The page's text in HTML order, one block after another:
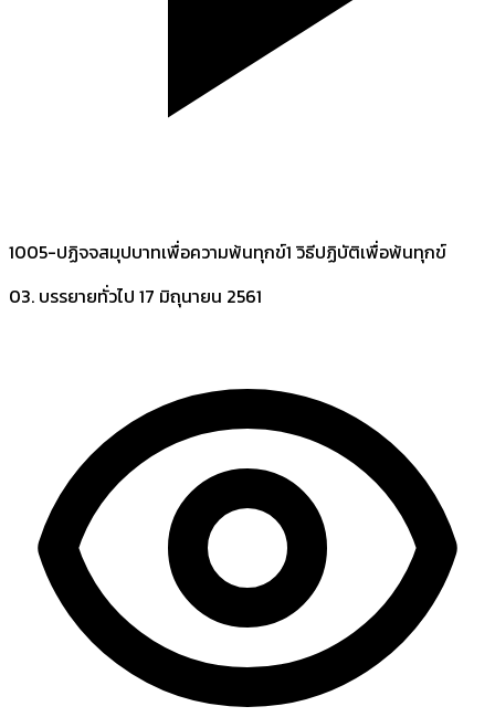
1005-ปฏิจจสมุปบาทเพื่อความพ้นทุกข์1 วิธีปฏิบัติเพื่อพ้นทุกข์
03. บรรยายทั่วไป 17 มิถุนายน 2561